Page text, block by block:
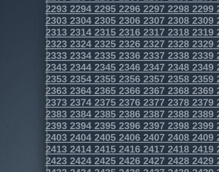
2293229422952296229722982299
2303230423052306230723082309
2313231423152316231723182319
2323232423252326232723282329
2333233423352336233723382339
2343234423452346234723482349
2353235423552356235723582359
2363236423652366236723682369
2373237423752376237723782379
2383238423852386238723882389
2393239423952396239723982399
2403240424052406240724082409
2413241424152416241724182419
2423242424252426242724282429